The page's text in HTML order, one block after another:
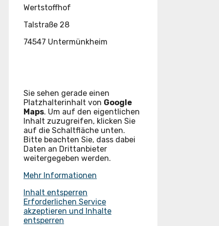
Wertstoffhof
Talstraße 28
74547 Untermünkheim
Sie sehen gerade einen
Platzhalterinhalt von Google
Maps. Um auf den eigentlichen
Inhalt zuzugreifen, klicken Sie
auf die Schaltfläche unten.
Bitte beachten Sie, dass dabei
Daten an Drittanbieter
weitergegeben werden.
Mehr Informationen
Inhalt entsperren
Erforderlichen Service
akzeptieren und Inhalte
entsperren